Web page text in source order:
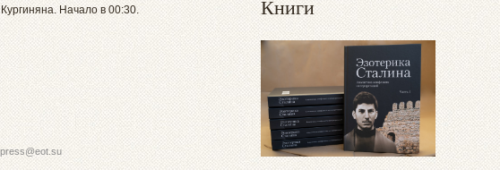
Начало в 00:30.
Книги